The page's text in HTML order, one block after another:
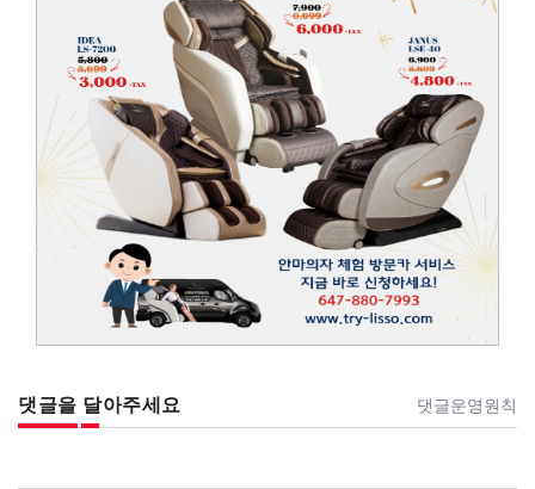
댓글을 달아주세요 댓글운영원칙